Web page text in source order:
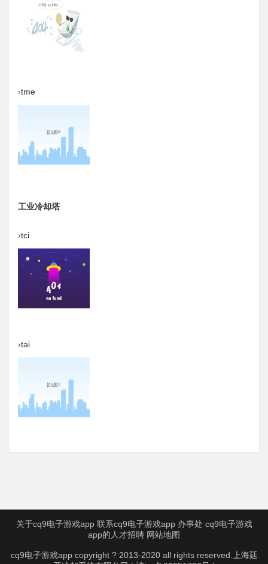
›tme
工业冷却塔
›tci
›tai
关于cq9电子游戏app 联系cq9电子游戏app 办事处 cq9电子游戏
app的人才招聘 网站地图
cq9电子游戏app copyright ? 2013-2020 all rights reserved.上海廷